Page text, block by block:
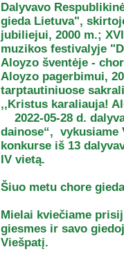
Dalyvavo
gieda Lietuva",
jubiliejui, 2000 m.;
muzikos festivalyje
Aloyzo šventėje -
Aloyzo pagerbimui,
tarptautiniuose
,,Kristus karaliauja!
2022-05-28 d.
dainose“, vykusiame
konkurse iš 13
IV vietą.
Šiuo metu chore
Mielai kviečiame
giesmes ir savo
Viešpatį.